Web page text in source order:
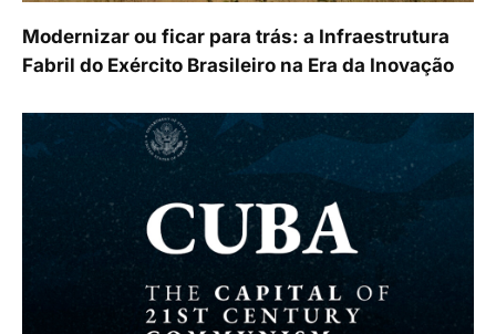
Modernizar ou ficar para trás: a Infraestrutura
Fabril do Exército Brasileiro na Era da Inovação